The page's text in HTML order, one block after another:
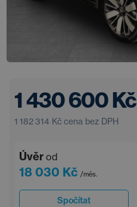
1 430 600 Kč
1 182 314 Kč cena bez DPH
Úvěr od
18 030 Kč /měs.
Spočítat